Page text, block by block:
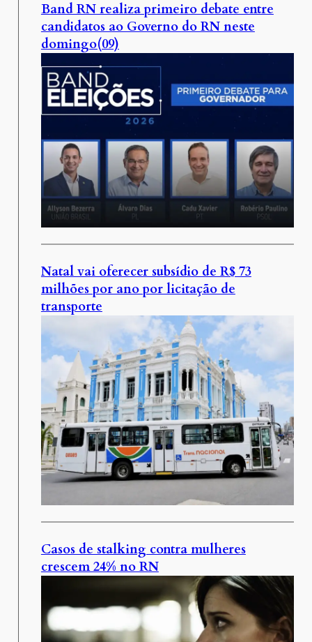
Band RN realiza primeiro debate entre
candidatos ao Governo do RN neste
domingo(09)
Natal vai oferecer subsídio de R$ 73
milhões por ano por licitação de
transporte
Casos de stalking contra mulheres
crescem 24% no RN